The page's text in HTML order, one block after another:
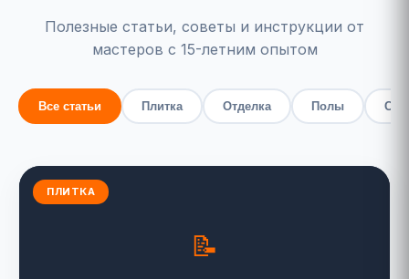
Полезные статьи, советы и инструкции от
мастеров с 15-летним опытом
Все статьи Плитка Отделка Полы
ПЛИТКА